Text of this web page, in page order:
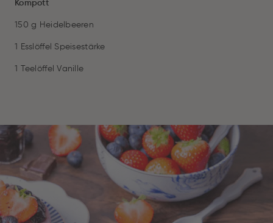
Kompott
150 g Heidelbeeren
1 Esslöffel Speisestärke
1 Teelöffel Vanille